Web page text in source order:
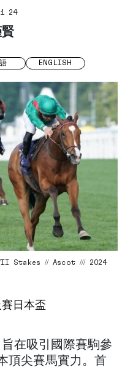
24
ENGLISH
Stakes // Ascot /// 2024
日本盃
在吸引國際賽駒參
頂尖賽馬實力。首